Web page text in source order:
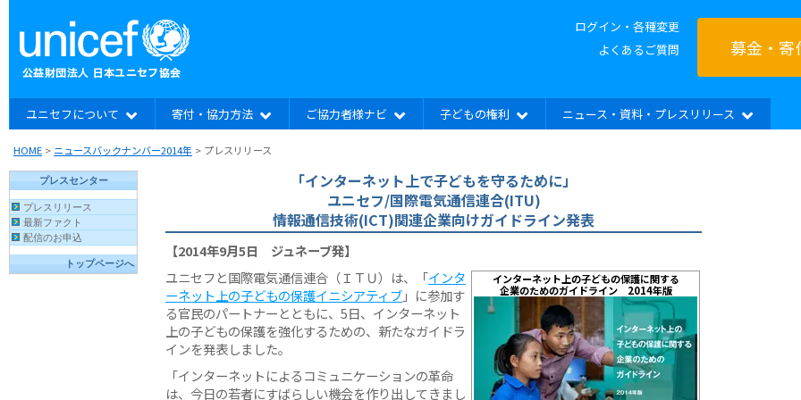
ログイン・各種変更
よくあるご質問
募金・寄
ユニセフについて 寄付・協力方法 ご協力者様ナビ 子どもの権利 ニュース・資料・プレスリリース
HOME > ニュースバックナンバー2014年 > プレスリリース
「インターネット上で子どもを守るために」
ユニセフ/国際電気通信連合(ITU)
情報通信技術(ICT)関連企業向けガイドライン発表
【2014年9月5日 ジュネーブ発】
インターネット上の子どもの保護に関する
企業のためのガイドライン 2014年版
ユニセフと国際電気通信連合（ＩＴＵ）は、「インタ
ーネット上の子どもの保護イニシアティブ」に参加す
る官民のパートナーとともに、5日、インターネット
上の子どもの保護を強化するための、新たなガイドラ
インを発表しました。
「インターネットによるコミュニケーションの革命
は、今日の若者にすばらしい機会を作り出してきまし